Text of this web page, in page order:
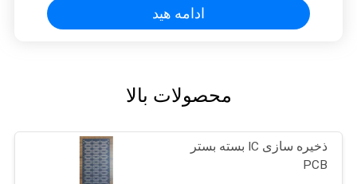
ادامه هید
محصولات بالا
ذخیره سازی IC بسته بستر
PCB